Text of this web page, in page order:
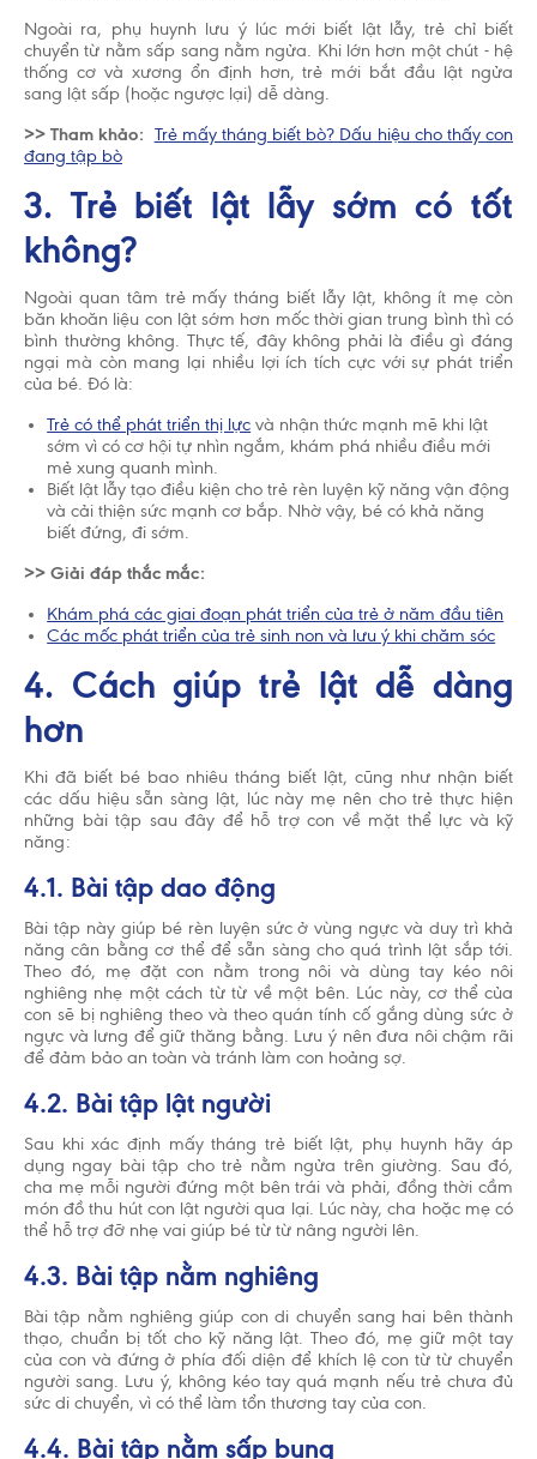
Ngoài ra, phụ huynh lưu ý lúc mới biết lật lẫy, trẻ chỉ biết
chuyển từ nằm sấp sang nằm ngửa. Khi lớn hơn một chút - hệ
thống cơ và xương ổn định hơn, trẻ mới bắt đầu lật ngửa
sang lật sấp (hoặc ngược lại) dễ dàng.
>> Tham khảo: Trẻ mấy tháng biết bò? Dấu hiệu cho thấy con
đang tập bò
3. Trẻ biết lật lẫy sớm có tốt
không?
Ngoài quan tâm trẻ mấy tháng biết lẫy lật, không ít mẹ còn
băn khoăn liệu con lật sớm hơn mốc thời gian trung bình thì có
bình thường không. Thực tế, đây không phải là điều gì đáng
ngại mà còn mang lại nhiều lợi ích tích cực với sự phát triển
của bé. Đó là:
Trẻ có thể phát triển thị lực và nhận thức mạnh mẽ khi lật
sớm vì có cơ hội tự nhìn ngắm, khám phá nhiều điều mới
mẻ xung quanh mình.
Biết lật lẫy tạo điều kiện cho trẻ rèn luyện kỹ năng vận động
và cải thiện sức mạnh cơ bắp. Nhờ vậy, bé có khả năng
biết đứng, đi sớm.
>> Giải đáp thắc mắc:
Khám phá các giai đoạn phát triển của trẻ ở năm đầu tiên
Các mốc phát triển của trẻ sinh non và lưu ý khi chăm sóc
4. Cách giúp trẻ lật dễ dàng
hơn
Khi đã biết bé bao nhiêu tháng biết lật, cũng như nhận biết
các dấu hiệu sẵn sàng lật, lúc này mẹ nên cho trẻ thực hiện
những bài tập sau đây để hỗ trợ con về mặt thể lực và kỹ
năng:
4.1. Bài tập dao động
Bài tập này giúp bé rèn luyện sức ở vùng ngực và duy trì khả
năng cân bằng cơ thể để sẵn sàng cho quá trình lật sắp tới.
Theo đó, mẹ đặt con nằm trong nôi và dùng tay kéo nôi
nghiêng nhẹ một cách từ từ về một bên. Lúc này, cơ thể của
con sẽ bị nghiêng theo và theo quán tính cố gắng dùng sức ở
ngực và lưng để giữ thăng bằng. Lưu ý nên đưa nôi chậm rãi
để đảm bảo an toàn và tránh làm con hoảng sợ.
4.2. Bài tập lật người
Sau khi xác định mấy tháng trẻ biết lật, phụ huynh hãy áp
dụng ngay bài tập cho trẻ nằm ngửa trên giường. Sau đó,
cha mẹ mỗi người đứng một bên trái và phải, đồng thời cầm
món đồ thu hút con lật người qua lại. Lúc này, cha hoặc mẹ có
thể hỗ trợ đỡ nhẹ vai giúp bé từ từ nâng người lên.
4.3. Bài tập nằm nghiêng
Bài tập nằm nghiêng giúp con di chuyển sang hai bên thành
thạo, chuẩn bị tốt cho kỹ năng lật. Theo đó, mẹ giữ một tay
của con và đứng ở phía đối diện để khích lệ con từ từ chuyển
người sang. Lưu ý, không kéo tay quá mạnh nếu trẻ chưa đủ
sức di chuyển, vì có thể làm tổn thương tay của con.
4.4. Bài tập nằm sấp bụng
Chấp nhận và đóng
con bằng sữa mẹ cho đến khi trẻ được 2 tuổi. Cho
trẻ bú bình hoặc dùng thức ăn, thức uống khác
trong 6 tháng đầu là không cần thiết và sẽ có ảnh
hưởng không tốt đến việc nuôi con bằng sữa mẹ.
Sau sáu tháng tuổi, trẻ cần được cho ăn thức ăn bổ
sung phù hợp với lứa tuổi kết hợp với bú sữa mẹ
trước khi quyết định dùng sản phẩm dinh dưỡng
công thức hoặc nếu bạn gặp vấn đề khi cho con
bú.